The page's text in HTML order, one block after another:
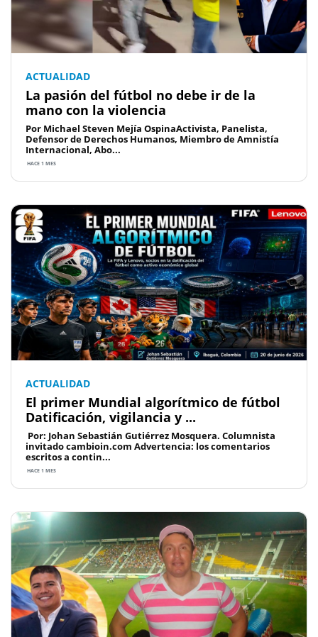
ACTUALIDAD
La pasión del fútbol no debe ir de la
mano con la violencia
Por Michael Steven Mejía OspinaActivista, Panelista,
Defensor de Derechos Humanos, Miembro de Amnistía
Internacional, Abo...
HACE 1 MES
ACTUALIDAD
El primer Mundial algorítmico de fútbol
Datificación, vigilancia y ...
Por: Johan Sebastián Gutiérrez Mosquera. Columnista
invitado cambioin.com Advertencia: los comentarios
escritos a contin...
HACE 1 MES